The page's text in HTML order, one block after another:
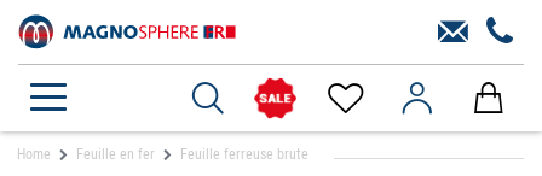
Home Feuille en fer Feuille ferreuse brute